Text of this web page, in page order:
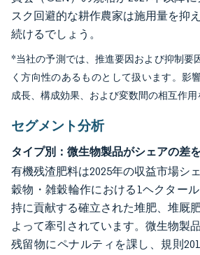
スク回避的な耕作農家は施用量を抑
続けるでしょう。
*当社の予測では、推進要因および抑制要
く方向性のあるものとして扱います。影
成長、構成効果、および変数間の相互作用
セグメント分析
タイプ別：微生物製品がシェアの差
有機残渣肥料は2025年の収益市場シェ
穀物・雑穀輪作における1ヘクター
持に貢献する確立された堆肥、堆厩
よって牽引されています。微生物製
残留物にペナルティを課し、規則